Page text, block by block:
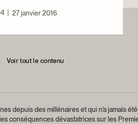
27 janvier 2016
Voir tout le contenu
depuis des millénaires et qui n'a jamais
conséquences dévastatrices sur les